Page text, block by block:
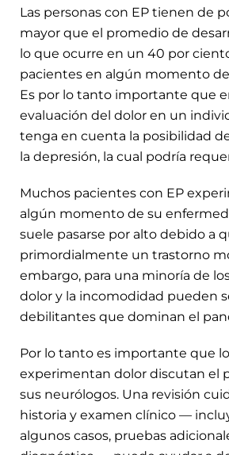
Las personas con EP tienen de
mayor que el promedio de
lo que ocurre en un 40 por
pacientes en algún momento
Es por lo tanto importante que
evaluación del dolor en un
tenga en cuenta la posibilidad
la depresión, la cual podría
Muchos pacientes con EP
algún momento de su
suele pasarse por alto debido a
primordialmente un trastorno
embargo, para una minoría de
dolor y la incomodidad pueden
debilitantes que dominan el
Por lo tanto es importante que
experimentan dolor discutan el
sus neurólogos. Una revisión
historia y examen clínico —
algunos casos, pruebas